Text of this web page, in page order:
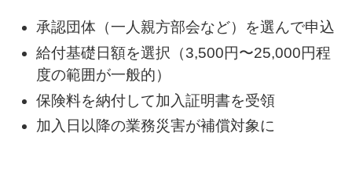
承認団体（一人親方部会など）を選んで申込
給付基礎日額を選択（3,500円〜25,000円程
度の範囲が一般的）
保険料を納付して加入証明書を受領
加入日以降の業務災害が補償対象に